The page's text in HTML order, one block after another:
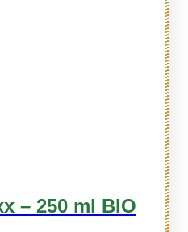
– 250 ml BIO